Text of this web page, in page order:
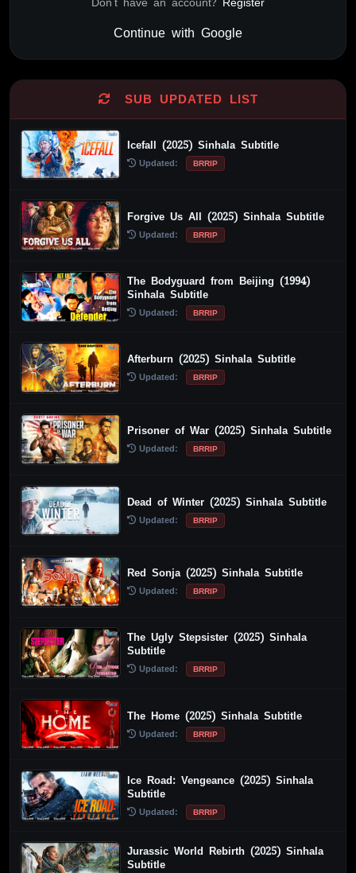
Continue with Google
SUB UPDATED LIST
Icefall (2025) Sinhala Subtitle
Updated: BRRIP
Forgive Us All (2025) Sinhala Subtitle
Updated: BRRIP
The Bodyguard from Beijing (1994)
Sinhala Subtitle
Updated: BRRIP
Afterburn (2025) Sinhala Subtitle
Updated: BRRIP
Prisoner of War (2025) Sinhala Subtitle
Updated: BRRIP
Dead of Winter (2025) Sinhala Subtitle
Updated: BRRIP
Red Sonja (2025) Sinhala Subtitle
Updated: BRRIP
The Ugly Stepsister (2025) Sinhala
Subtitle
Updated: BRRIP
The Home (2025) Sinhala Subtitle
Updated: BRRIP
Ice Road: Vengeance (2025) Sinhala
Subtitle
Updated: BRRIP
Jurassic World Rebirth (2025) Sinhala
Subtitle